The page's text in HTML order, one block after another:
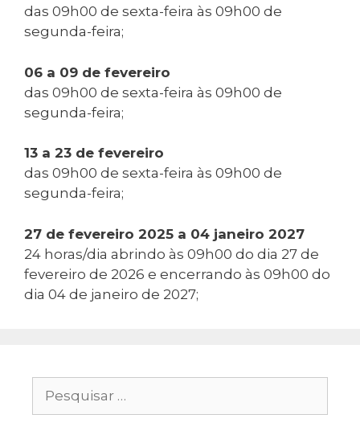
das 09h00 de sexta-feira às 09h00 de
segunda-feira;
06 a 09 de fevereiro
das 09h00 de sexta-feira às 09h00 de
segunda-feira;
13 a 23 de fevereiro
das 09h00 de sexta-feira às 09h00 de
segunda-feira;
27 de fevereiro 2025 a 04 janeiro 2027
24 horas/dia abrindo às 09h00 do dia 27 de
fevereiro de 2026 e encerrando às 09h00 do
dia 04 de janeiro de 2027;
por: